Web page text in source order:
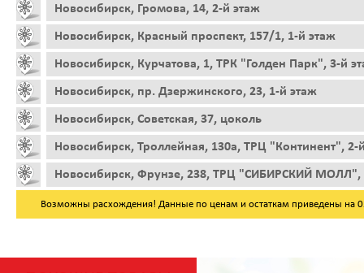
Новосибирск, Громова, 14, 2-й этаж
Новосибирск, Красный проспект, 157/1, 1-й этаж
Новосибирск, Курчатова, 1, ТРК "Голден Парк", 3-й
Новосибирск, пр. Дзержинского, 23, 1-й этаж
Новосибирск, Советская, 37, цоколь
Новосибирск, Троллейная, 130а, ТРЦ "Континент", 2-
Новосибирск, Фрунзе, 238, ТРЦ "СИБИРСКИЙ МОЛЛ",
Возможны расхождения! Данные по ценам и остаткам приведены на